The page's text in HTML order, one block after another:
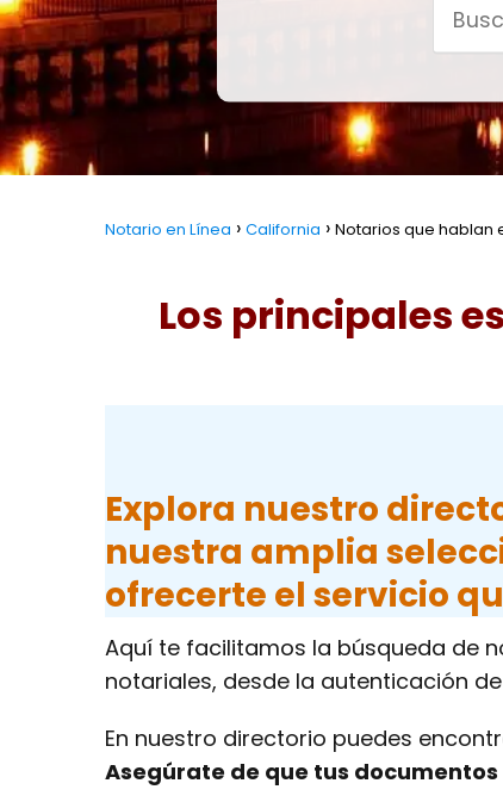
Notario en Línea California Notarios que hablan
Los principales
Explora nuestro
nuestra amplia
ofrecerte el servicio
Aquí te facilitamos la búsqueda de
notariales, desde la autenticación
En nuestro directorio puedes
Asegúrate de que tus